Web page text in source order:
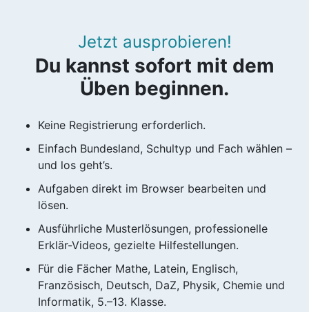
Jetzt ausprobieren!
Du kannst sofort mit dem
Üben beginnen.
Keine Registrierung erforderlich.
Einfach Bundesland, Schultyp und Fach wählen –
und los geht’s.
Aufgaben direkt im Browser bearbeiten und
lösen.
Ausführliche Musterlösungen, professionelle
Erklär-Videos, gezielte Hilfestellungen.
Für die Fächer Mathe, Latein, Englisch,
Französisch, Deutsch, DaZ, Physik, Chemie und
Informatik, 5.–13. Klasse.